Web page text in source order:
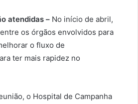
atendidas – No início de abril,
os órgãos envolvidos para
o fluxo de
ter mais rapidez no
o Hospital de Campanha